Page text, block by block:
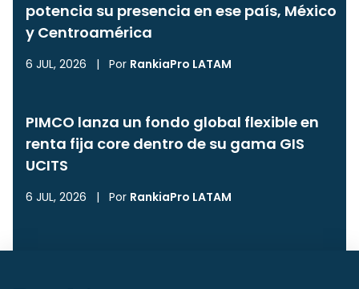
potencia su presencia en ese país, México
y Centroamérica
6 JUL, 2026 | Por RankiaPro LATAM
PIMCO lanza un fondo global flexible en
renta fija core dentro de su gama GIS
UCITS
6 JUL, 2026 | Por RankiaPro LATAM